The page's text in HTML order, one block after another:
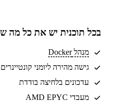
בכל תוכנית יש את כל מה
מנהל Docker
גישה מהירה ליומני קונטיינרים
עדכונים בלחיצה בודדת
מעבדי AMD EPYC